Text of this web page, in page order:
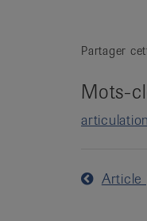
Partager
Mots-
Article